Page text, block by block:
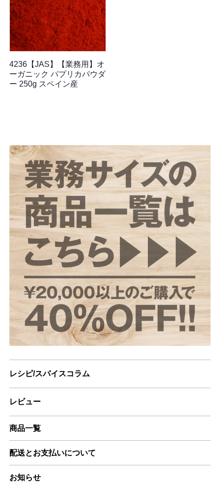
4236【JAS】【業務用】オ
ーガニック パプリカパウダ
ー 250g スペイン産
レシピ/スパイスコラム
レビュー
商品一覧
配送とお支払いについて
お知らせ